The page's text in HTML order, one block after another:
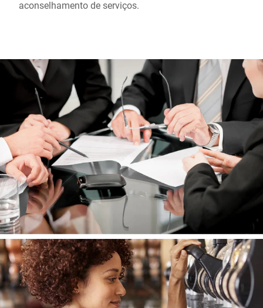
aconselhamento de serviços.